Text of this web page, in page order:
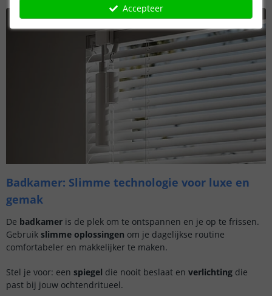
Badkamer: Slimme technologie voor luxe en
gemak
De badkamer is de plek om te ontspannen en je op te frissen.
Gebruik slimme oplossingen om je dagelijkse routine
comfortabeler en makkelijker te maken.
Stel je voor: een spiegel die nooit beslaat en verlichting die
past bij jouw ochtendritueel.
Accepteer